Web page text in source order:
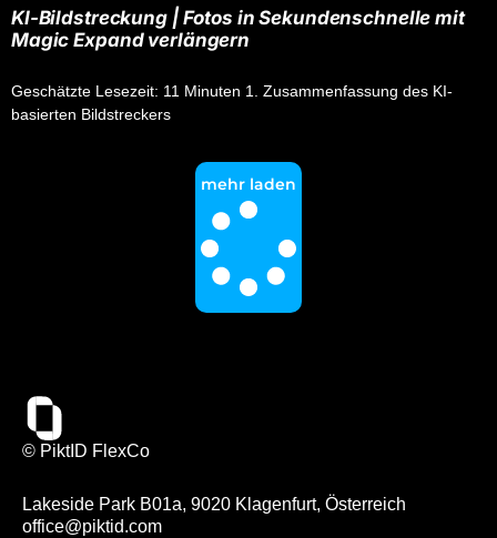
KI-Bildstreckung | Fotos in Sekundenschnelle mit
Magic Expand verlängern
Geschätzte Lesezeit: 11 Minuten 1. Zusammenfassung des KI-
basierten Bildstreckers
mehr laden
© PiktID FlexCo
Lakeside Park B01a, 9020 Klagenfurt, Österreich
office@piktid.com